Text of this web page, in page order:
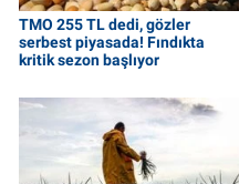
TMO 255 TL dedi, gözler
serbest piyasada! Fındıkta
kritik sezon başlıyor